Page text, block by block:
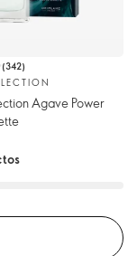
(342)
Agave Power